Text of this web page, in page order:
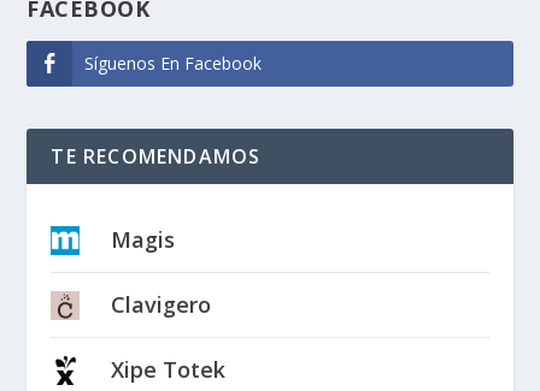
FACEBOOK
Síguenos En Facebook
TE RECOMENDAMOS
Magis
Clavigero
Xipe Totek